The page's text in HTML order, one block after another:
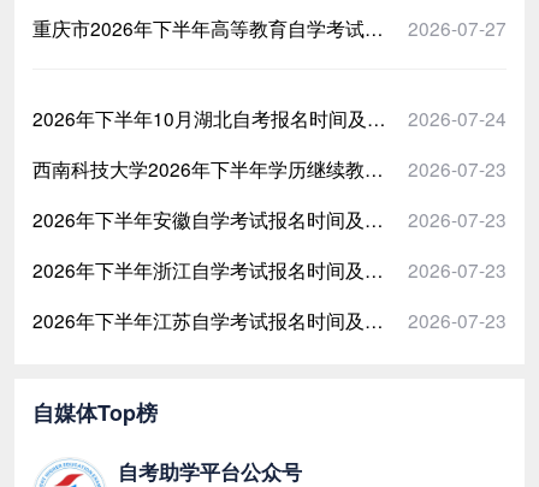
第七章 重难点及习题
第十章 重难点及习题
重庆市2026年下半年高等教育自学考试报名时间确定：2026年9月1日－9月15日
2026-07-27
2026年下半年10月湖北自考报名时间及入口
2026-07-24
西南科技大学2026年下半年学历继续教育学士学位申请材料提交时间：9月17日-10月7日
2026-07-23
2026年下半年安徽自学考试报名时间及入口（10月考试）
2026-07-23
2026年下半年浙江自学考试报名时间及入口（10月考试）
2026-07-23
2026年下半年江苏自学考试报名时间及入口（10月考试）
2026-07-23
自媒体Top榜
自考助学平台公众号